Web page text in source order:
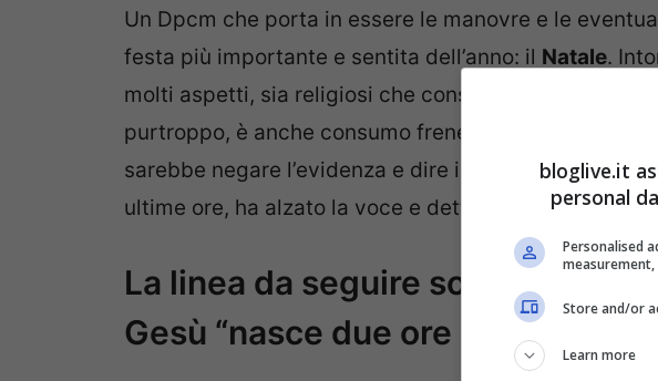
Un Dpcm che porta in essere le manovre e le
festa più importante e sentita dell’anno: il Natale.
molti aspetti, sia religiosi che consumistici. Perché
purtroppo, è anche consumo frenetico e insensato,
sarebbe negare l’evidenza e dire il falso. In merito
ultime ore, ha alzato la voce e dettato una linea da
La linea da seguire sostenuta da
Gesù “nasce due ore prima”
bloglive.it
personal
Personalised
measurement,
Store and/or
Learn more